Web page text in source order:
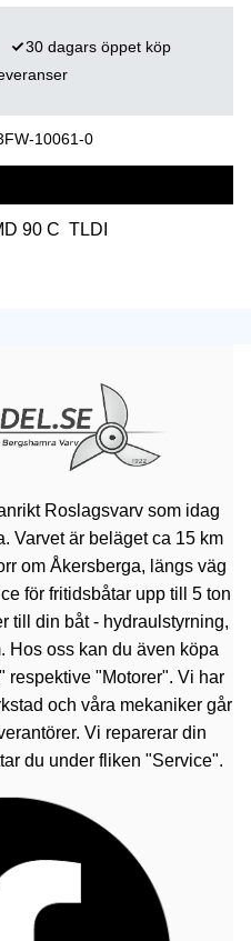
10061-0
30 dagars öppet köp
90 C TLDI
Roslagsvarv som idag
Varvet är beläget ca 15 km
om Åkersberga, längs väg
för fritidsbåtar upp till 5 ton
till din båt - hydraulstyrning,
Hos oss kan du även köpa
respektive "Motorer". Vi har
och våra mekaniker går
Vi reparerar din
du under fliken "Service".